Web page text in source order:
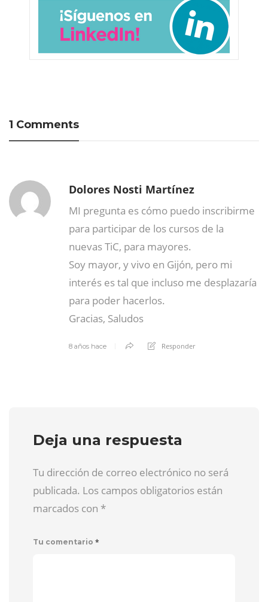
1 Comments
Dolores Nosti Martínez
MI pregunta es cómo puedo inscribirme
para participar de los cursos de la
nuevas TiC, para mayores.
Soy mayor, y vivo en Gijón, pero mi
interés es tal que incluso me desplazaría
para poder hacerlos.
Gracias, Saludos
8 años hace Responder
Deja una respuesta
Tu dirección de correo electrónico no será
publicada. Los campos obligatorios están
marcados con *
Tu comentario *